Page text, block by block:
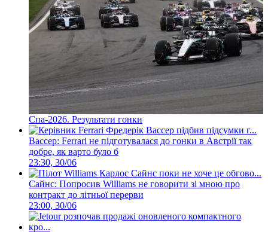
Спа-2026. Результати гонки
Вассер: Ferrari не підготувалася до гонки в Австрії так
добре, як варто було б
23:30, 30/06
Сайнс: Попросив Williams не говорити зі мною про
контракт до літньої перерви
23:00, 30/06